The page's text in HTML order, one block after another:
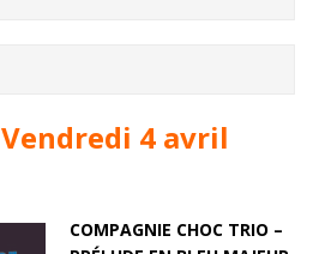
Vendredi 4 avril
COMPAGNIE CHOC TRIO –